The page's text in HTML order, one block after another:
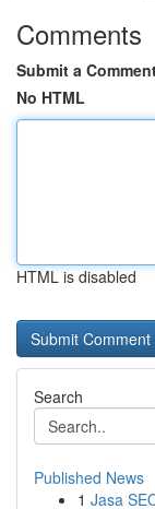
Comments
Submit a
No HTML
HTML is disabled
Search
Published News
1 Jasa